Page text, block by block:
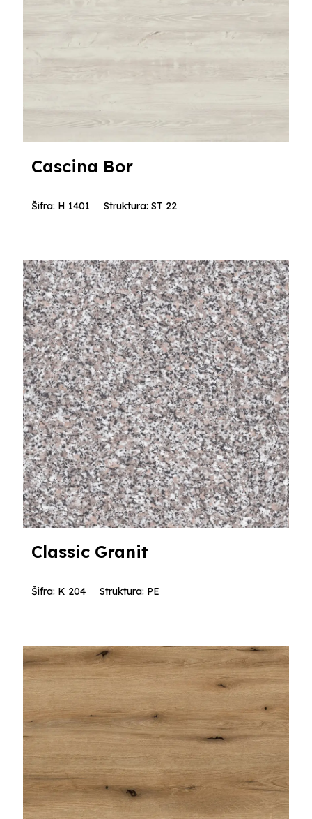
Cascina Bor
Šifra: H 1401 Struktura: ST 22
Classic Granit
Šifra: K 204 Struktura: PE